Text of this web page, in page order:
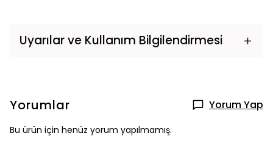
Uyarılar ve Kullanım Bilgilendirmesi
Yorumlar Yorum Yap
Bu ürün için henüz yorum yapılmamış.